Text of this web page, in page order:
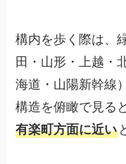
構内を歩く際は、
田・山形・上越・
海道・山陽新幹線
構造を俯瞰で見る
有楽町方面に近い